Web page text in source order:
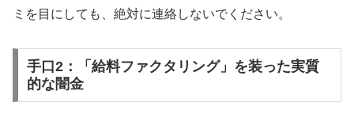
ミを目にしても、絶対に連絡しないでください。
手口2：「給料ファクタリング」を装った実質
的な闇金